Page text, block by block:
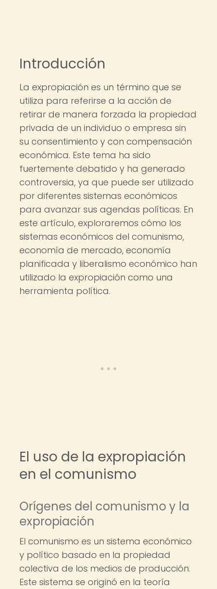
Introducción
La expropiación es un término que se
utiliza para referirse a la acción de
retirar de manera forzada la propiedad
privada de un individuo o empresa sin
su consentimiento y con compensación
económica. Este tema ha sido
fuertemente debatido y ha generado
controversia, ya que puede ser utilizado
por diferentes sistemas económicos
para avanzar sus agendas políticas. En
este artículo, exploraremos cómo los
sistemas económicos del comunismo,
economía de mercado, economía
planificada y liberalismo económico han
utilizado la expropiación como una
herramienta política.
El uso de la expropiación
en el comunismo
Orígenes del comunismo y la
expropiación
El comunismo es un sistema económico
y político basado en la propiedad
colectiva de los medios de producción.
Este sistema se originó en la teoría